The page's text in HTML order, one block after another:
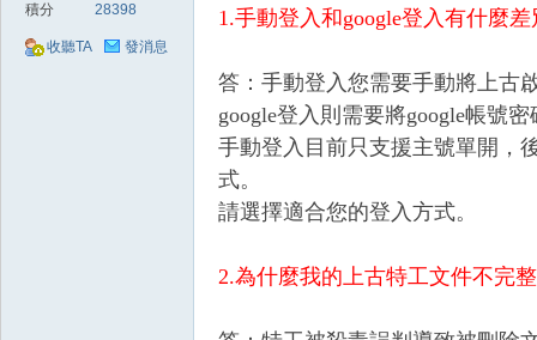
積分 28398
收聽TA 發消息
1.手動登入和google登入有什麼差
答：手動登入您需要手動將上古
google登入則需要將google帳號
手動登入目前只支援主號單開，
式。
請選擇適合您的登入方式。
2.為什麼我的上古特工文件不完